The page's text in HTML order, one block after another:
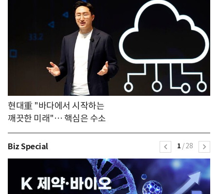
현대重 "바다에서 시작하는
깨끗한 미래"… 핵심은 수소
Biz Special 1 /28